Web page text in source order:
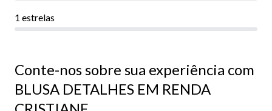
1 estrelas
Conte-nos sobre sua experiência com
BLUSA DETALHES EM RENDA